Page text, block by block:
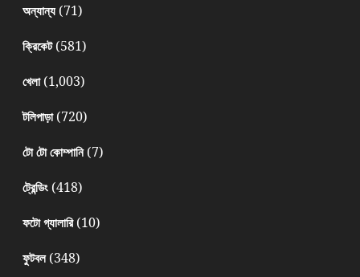
অন্যান্য(71)
ক্রিকেট(581)
খেলা(1,003)
টলিপাড়া(720)
টো টো কোম্পানি(7)
ট্রেন্ডিং(418)
ফটো গ্যালারি(10)
ফুটবল(348)